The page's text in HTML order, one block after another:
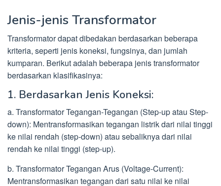
Jenis-jenis Transformator
Transformator dapat dibedakan berdasarkan beberapa
kriteria, seperti jenis koneksi, fungsinya, dan jumlah
kumparan. Berikut adalah beberapa jenis transformator
berdasarkan klasifikasinya:
1. Berdasarkan Jenis Koneksi:
a. Transformator Tegangan-Tegangan (Step-up atau Step-
down): Mentransformasikan tegangan listrik dari nilai tinggi
ke nilai rendah (step-down) atau sebaliknya dari nilai
rendah ke nilai tinggi (step-up).
b. Transformator Tegangan Arus (Voltage-Current):
Mentransformasikan tegangan dari satu nilai ke nilai